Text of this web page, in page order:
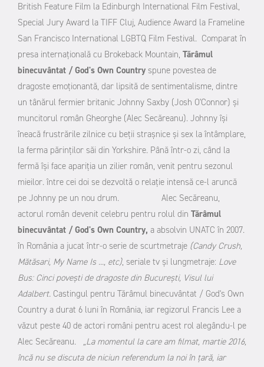
British Feature Film la Edinburgh International Film Festival,
Special Jury Award la TIFF Cluj, Audience Award la Frameline
San Francisco International LGBTQ Film Festival. Comparat în
presa internațională cu Brokeback Mountain, Tărâmul
binecuvântat / God's Own Country spune povestea de
dragoste emoționantă, dar lipsită de sentimentalisme, dintre
un tânărul fermier britanic Johnny Saxby (Josh O'Connor) și
muncitorul român Gheorghe (Alec Secăreanu). Johnny îşi
îneacă frustrările zilnice cu beţii straşnice şi sex la întâmplare,
la ferma părinților săi din Yorkshire. Până într-o zi, când la
fermă își face apariţia un zilier român, venit pentru sezonul
mieilor. între cei doi se dezvoltă o relaţie intensă ce-l aruncă
pe Johnny pe un nou drum. Alec Secăreanu,
actorul român devenit celebru pentru rolul din Tărâmul
binecuvântat / God's Own Country, a absolvin UNATC în 2007.
în România a jucat într-o serie de scurtmetraje (Candy Crush,
Mătăsari, My Name Is ..., etc), seriale tv și lungmetraje: Love
Bus: Cinci povești de dragoste din București, Visul lui
Adalbert. Castingul pentru Tărâmul binecuvântat / God's Own
Country a durat 6 luni în România, iar regizorul Francis Lee a
văzut peste 40 de actori români pentru acest rol alegându-l pe
Alec Secăreanu.
„La momentul la care am filmat, martie 2016,
încă nu se discuta de niciun referendum la noi în țară, iar